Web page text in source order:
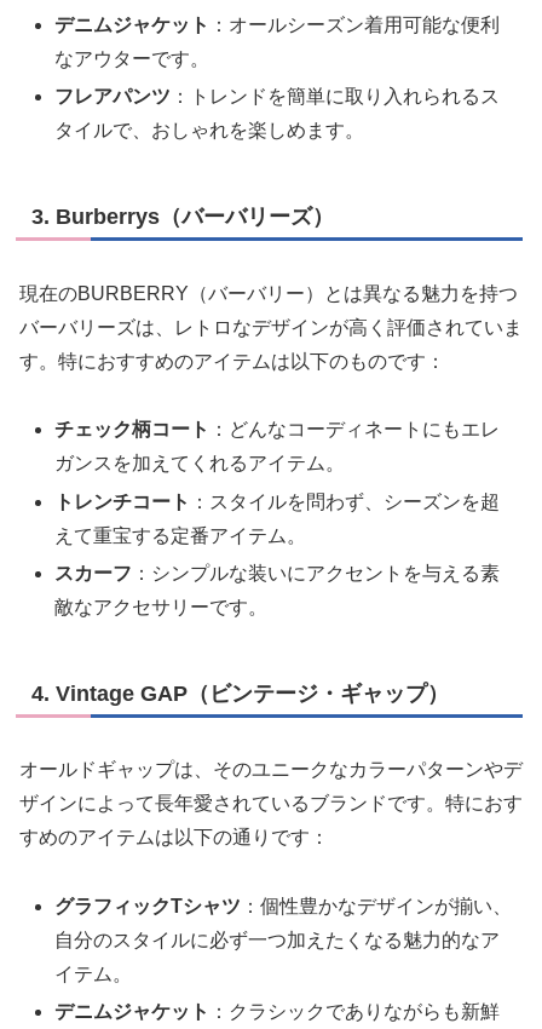
デニムジャケット ：オールシーズン着用可能な便利
なアウターです。
フレアパンツ ：トレンドを簡単に取り入れられるス
タイルで、おしゃれを楽しめます。
3. Burberrys（バーバリーズ）
現在のBURBERRY（バーバリー）とは異なる魅力を持つ
バーバリーズは、レトロなデザインが高く評価されていま
す。特におすすめのアイテムは以下のものです：
チェック柄コート ：どんなコーディネートにもエレ
ガンスを加えてくれるアイテム。
トレンチコート ：スタイルを問わず、シーズンを超
えて重宝する定番アイテム。
スカーフ ：シンプルな装いにアクセントを与える素
敵なアクセサリーです。
4. Vintage GAP（ビンテージ・ギャップ）
オールドギャップは、そのユニークなカラーパターンやデ
ザインによって長年愛されているブランドです。特におす
すめのアイテムは以下の通りです：
グラフィックTシャツ ：個性豊かなデザインが揃い、
自分のスタイルに必ず一つ加えたくなる魅力的なア
イテム。
デニムジャケット ：クラシックでありながらも新鮮